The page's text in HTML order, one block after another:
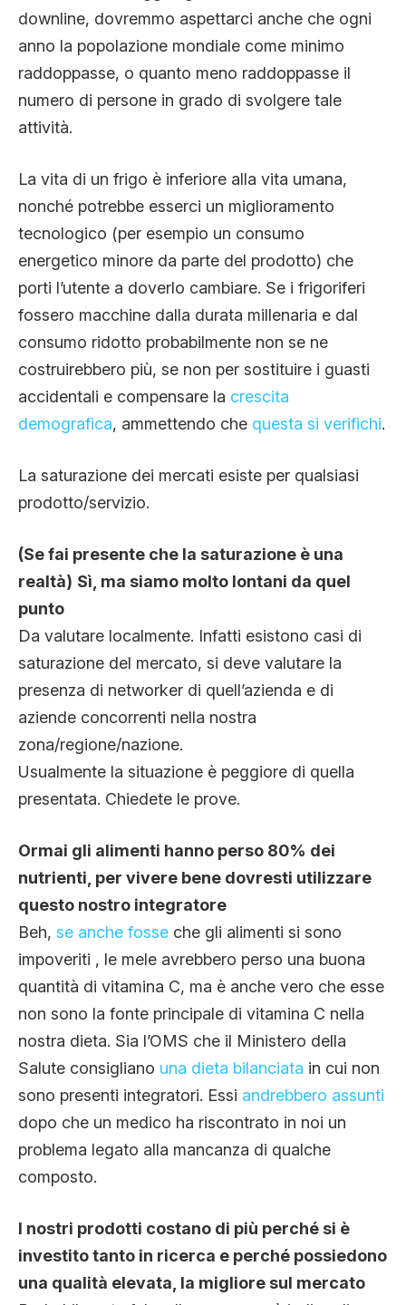
downline, dovremmo aspettarci anche che ogni
anno la popolazione mondiale come minimo
raddoppasse, o quanto meno raddoppasse il
numero di persone in grado di svolgere tale
attività.
La vita di un frigo è inferiore alla vita umana,
nonché potrebbe esserci un miglioramento
tecnologico (per esempio un consumo
energetico minore da parte del prodotto) che
porti l’utente a doverlo cambiare. Se i frigoriferi
fossero macchine dalla durata millenaria e dal
consumo ridotto probabilmente non se ne
costruirebbero più, se non per sostituire i guasti
accidentali e compensare la crescita
demografica, ammettendo che questa si verifichi.
La saturazione dei mercati esiste per qualsiasi
prodotto/servizio.
(Se fai presente che la saturazione è una
realtà) Sì, ma siamo molto lontani da quel
punto
Da valutare localmente. Infatti esistono casi di
saturazione del mercato, si deve valutare la
presenza di networker di quell’azienda e di
aziende concorrenti nella nostra
zona/regione/nazione.
Usualmente la situazione è peggiore di quella
presentata. Chiedete le prove.
Ormai gli alimenti hanno perso 80% dei
nutrienti, per vivere bene dovresti utilizzare
questo nostro integratore
Beh, se anche fosse che gli alimenti si sono
impoveriti , le mele avrebbero perso una buona
quantità di vitamina C, ma è anche vero che esse
non sono la fonte principale di vitamina C nella
nostra dieta. Sia l’OMS che il Ministero della
Salute consigliano una dieta bilanciata in cui non
sono presenti integratori. Essi andrebbero assunti
dopo che un medico ha riscontrato in noi un
problema legato alla mancanza di qualche
composto.
I nostri prodotti costano di più perché si è
investito tanto in ricerca e perché possiedono
una qualità elevata, la migliore sul mercato